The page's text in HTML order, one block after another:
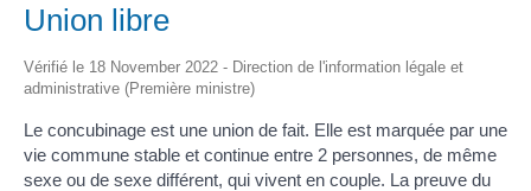
Union libre
Vérifié le 18 November 2022 - Direction de l'information légale et
administrative (Première ministre)
Le concubinage est une union de fait. Elle est marquée par une
vie commune stable et continue entre 2 personnes, de même
sexe ou de sexe différent, qui vivent en couple. La preuve du